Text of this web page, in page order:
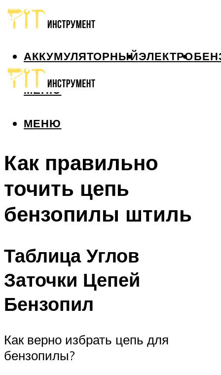
АККУМУЛЯТОРНЫЙЭЛЕКТРО
МЕНЮ
МЕНЮ
Как правильно
точить цепь
бензопилы штиль
Таблица Углов
Заточки Цепей
Бензопил
Как верно избрать цепь для
бензопилы?